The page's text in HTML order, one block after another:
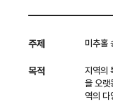
주제 미추홀
목적
지역의
을 오랫
역의 다